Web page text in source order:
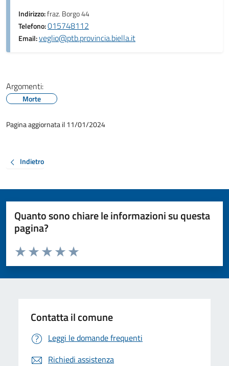
Indirizzo:fraz. Borgo 44
Telefono:015748112
Email:veglio@ptb.provincia.biella.it
Argomenti:
Morte
Pagina aggiornata il 11/01/2024
Indietro
Quanto sono chiare le informazioni su questa
pagina?
Valuta da 1 a 5 stelle la pagina
Valuta 5 stelle su 5
Valuta 4 stelle su 5
Valuta 3 stelle su 5
Valuta 2 stelle su 5
Valuta 1 stelle su 5
Contatta il comune
Leggi le domande frequenti
Richiedi assistenza